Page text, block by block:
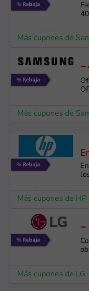
Más cupones de
Más cupones de
Más cupones de HP
Más cupones de LG